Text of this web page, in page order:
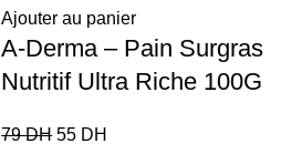
Ajouter au panier
A-Derma – Pain Surgras
Nutritif Ultra Riche 100G
79DH 55 DH